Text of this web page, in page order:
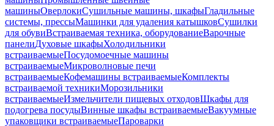
машиныОверлокиСушильные машины, шкафыГладильные
системы, прессыМашинки для удаления катышковСушилки
для обувиВстраиваемая техника, оборудованиеВарочные
панелиДуховые шкафыХолодильники
встраиваемыеПосудомоечные машины
встраиваемыеМикроволновые печи
встраиваемыеКофемашины встраиваемыеКомплекты
встраиваемой техникиМорозильники
встраиваемыеИзмельчители пищевых отходовШкафы для
подогрева посудыВинные шкафы встраиваемыеВакуумные
упаковщики встраиваемыеПароварки